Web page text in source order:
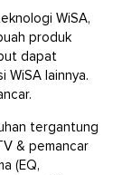
WiSA,
produk
dapat
WiSA lainnya.
tergantung
& pemancar
(EQ,